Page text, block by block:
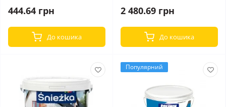
444.64 грн
До кошика
2 480.69 грн
До кошика
Популярний